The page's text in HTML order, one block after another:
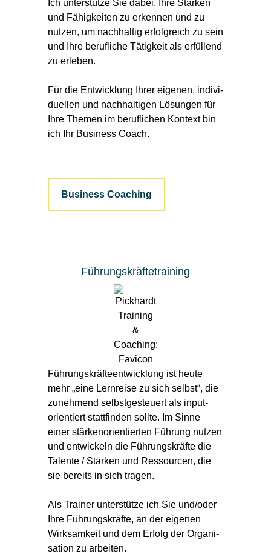
Ich unter­stütze Sie dabei, Ihre Stärken
und Fähig­keiten zu er­kennen und zu
nutzen, um nach­haltig er­folg­reich zu sein
und Ihre beruf­liche Tätig­keit als er­füllend
zu erleben.
Für die Entwick­lung Ihrer eigenen, indivi­
duellen und nach­haltigen Lösungen für
Ihre Themen im beruf­lichen Kontext bin
ich Ihr Business Coach.
Business Coaching
Führungskräfte­training
Führungskräfteentwicklung ist heute
mehr „eine Lernreise zu sich selbst“, die
zunehmend selbst­gesteuert als input-
orientiert statt­finden sollte. Im Sinne
einer stärken­orien­tierten Führung nutzen
und ent­wickeln die Führungs­kräfte die
Talente / Stärken und Res­sour­cen, die
sie bereits in sich tragen.
Als Trainer unterstütze ich Sie und/oder
Ihre Führungs­kräfte, an der eigenen
Wirk­sam­keit und dem Erfolg der Organi­
sation zu arbeiten.